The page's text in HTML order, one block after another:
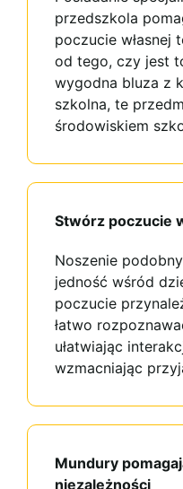
przedszkola
poczucie własnej
od tego, czy jest
wygodna bluza z
szkolna, te
środowiskiem
Stwórz poczucie
Noszenie
jedność wśród
poczucie
łatwo
ułatwiając
wzmacniając
Mundury
niezależności